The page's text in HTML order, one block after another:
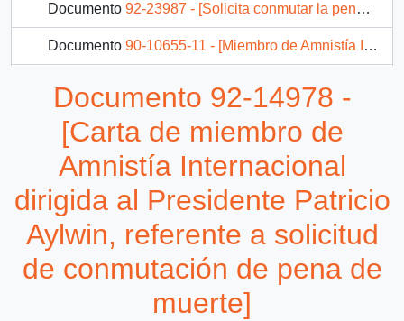
Documento 92-23987 - [Solicita conmutar la pena de muerte de Rafael Escorza]
Documento 90-10655-11 - [Miembro de Amnistía Internacional por la defensa de los detenidos desaparecidos en Chile felicita por la creación de la Comisión de de Verdad y Reconciliación]
217 más...
Documento 92-14978 -
[Carta de miembro de
Amnistía Internacional
dirigida al Presidente Patricio
Aylwin, referente a solicitud
de conmutación de pena de
muerte]